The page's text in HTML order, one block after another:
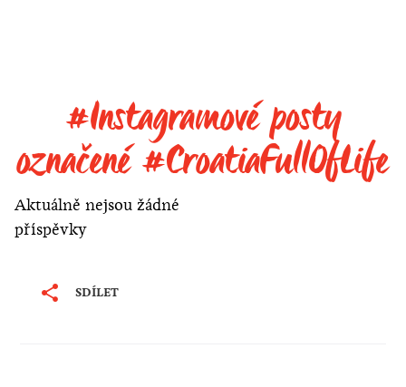
#Instagramové posty
označené #CroatiaFullOfLife
Aktuálně nejsou žádné
příspěvky
SDÍLET